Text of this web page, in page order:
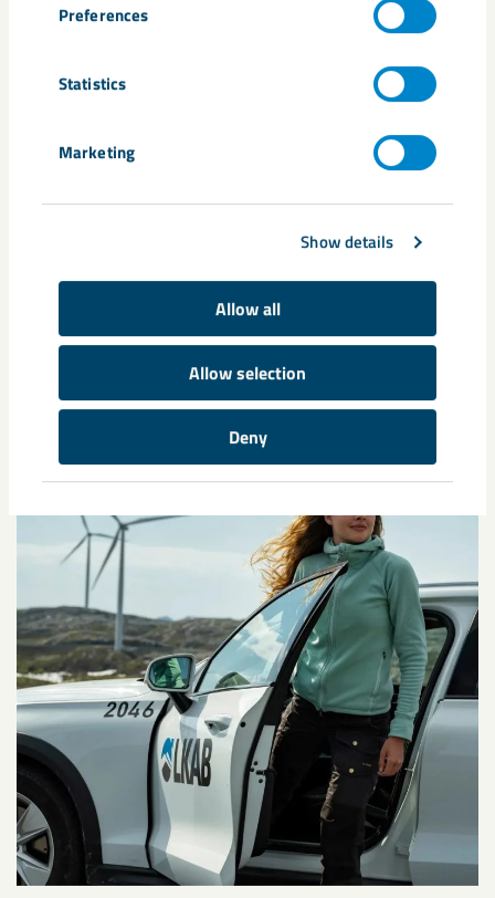
Preferences
Statistics
Marketing
Show details
Allow all
Allow selection
Deny
Fri träning på LKAB:s egna gym samt hos våra
samarbetspartners på verksamhetsorterna i
konstförening, fritidsförening, fjällstugor och